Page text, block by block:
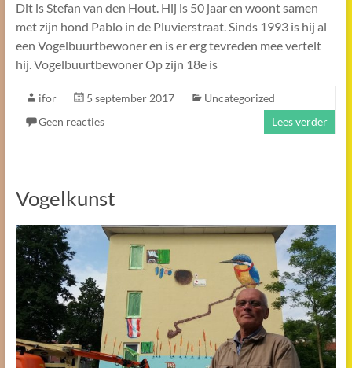
Dit is Stefan van den Hout. Hij is 50 jaar en woont samen
met zijn hond Pablo in de Pluvierstraat. Sinds 1993 is hij al
een Vogelbuurtbewoner en is er erg tevreden mee vertelt
hij. Vogelbuurtbewoner Op zijn 18e is
ifor 5 september 2017
Uncategorized
Geen reacties
Lees verder
Vogelkunst